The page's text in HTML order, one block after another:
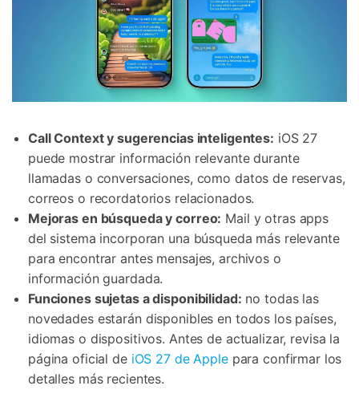
Call Context y sugerencias inteligentes: iOS 27
puede mostrar información relevante durante
llamadas o conversaciones, como datos de reservas,
correos o recordatorios relacionados.
Mejoras en búsqueda y correo: Mail y otras apps
del sistema incorporan una búsqueda más relevante
para encontrar antes mensajes, archivos o
información guardada.
Funciones sujetas a disponibilidad: no todas las
novedades estarán disponibles en todos los países,
idiomas o dispositivos. Antes de actualizar, revisa la
página oficial de iOS 27 de Applepara confirmar los
detalles más recientes.